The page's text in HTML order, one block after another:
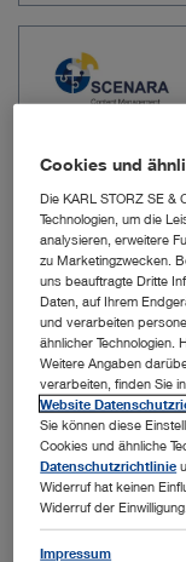
Art.-Nr.:
OR1
Lizenz
Menge:
Cookies und
Die KARL STORZ SE &
Technologien, um die
analysieren, erweitere
zu Marketingzwecken.
uns beauftragte Dritte
Daten, auf Ihrem
und verarbeiten
ähnlicher Technologien.
Weitere Angaben
verarbeiten, finden Sie
Website
Sie können diese
Cookies und ähnliche
Datenschutzrichtlinie
Widerruf hat keinen
Widerruf der Einwilligung.
Impressum